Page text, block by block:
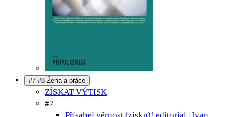
#7 #8 Žena a práce
ZÍSKAT VÝTISK
#7